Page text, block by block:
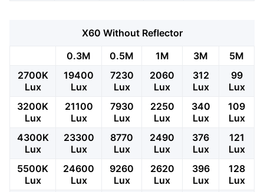
X60 Without Reflector
0.3M
0.5M 1M 3M
5M
2700K
Lux
19400
Lux
7230
Lux
2060
Lux
312
Lux
99
Lux
3200K
Lux
21100
Lux
7930
Lux
2250
Lux
340
Lux
109
Lux
4300K
Lux
23300
Lux
8770
Lux
2490
Lux
376
Lux
121
Lux
5500K
Lux
24600
Lux
9260
Lux
2620
Lux
396
Lux
128
Lux